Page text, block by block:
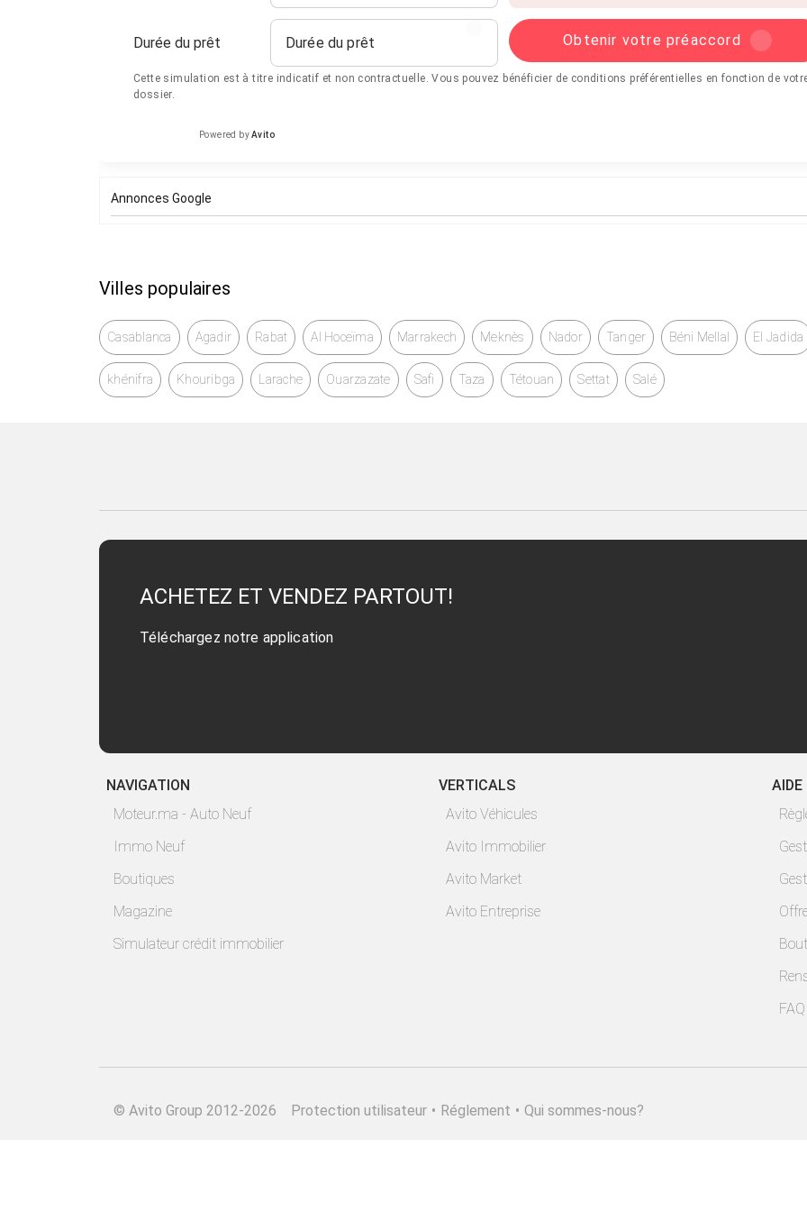
* Sorties d’échappement sport
* Climatisation 4 zones
* Stores arrière électriques
* Caméra de recul
* Bluetooth
Prix négociable devant la voiture
Durée du prêt Durée du prêt Obtenir votre préaccord
Cette simulation est à titre indicatif et non contractuelle. Vous pouvez bénéficier de conditions préférentielles en fonction de
dossier.
Powered byAvito
Annonces Google
Villes populaires
Casablanca Agadir Rabat Al Hoceïma Marrakech Meknès Nador Tanger Béni Mellal El Jadida
khénifra Khouribga Larache Ouarzazate Safi Taza Tétouan Settat Salé
ACHETEZ ET VENDEZ PARTOUT!
Téléchargez notre application
NAVIGATION
Moteur.ma - Auto Neuf
Immo Neuf
Boutiques
Magazine
Simulateur crédit immobilier
VERTICALS
Avito Véhicules
Avito Immobilier
Avito Market
Avito Entreprise
AIDE
FAQ
© Avito Group 2012-2026 Protection utilisateur • Réglement • Qui sommes-nous?